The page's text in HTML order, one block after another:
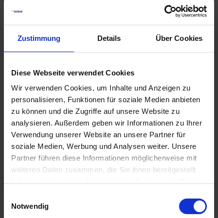
Zustimmung Details Über Cookies
Diese Webseite verwendet Cookies
Wir verwenden Cookies, um Inhalte und Anzeigen zu
personalisieren, Funktionen für soziale Medien anbieten
zu können und die Zugriffe auf unsere Website zu
analysieren. Außerdem geben wir Informationen zu Ihrer
Verwendung unserer Website an unsere Partner für
soziale Medien, Werbung und Analysen weiter. Unsere
Partner führen diese Informationen möglicherweise mit
weiteren Daten zusammen, die Sie ihnen bereitgestellt
Notwendig
zzgl. 7% MwSt. zzgl. Versandkosten
3,70 €/1 kg
IN DEN WARENKORB